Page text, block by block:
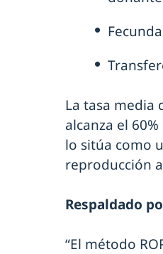
La tasa media
alcanza el
lo sitúa como
reproducción
Respaldado
“El método